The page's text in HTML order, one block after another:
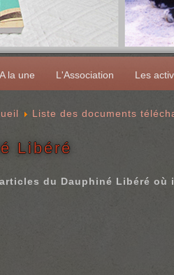
A la une L'Association Les
Liste des documents
Libéré
du Dauphiné Libéré